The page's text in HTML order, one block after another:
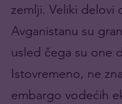
zemlji. Veliki delovi
Avganistanu su
usled čega su one
Istovremeno, ne
embargo vodećih